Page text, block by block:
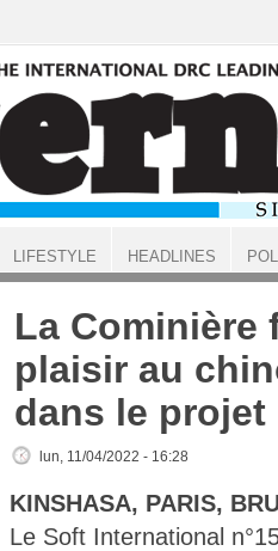
La Cominière
plaisir au
dans le
lun, 11/04/2022 - 16:28
KINSHASA, PARIS,
Le Soft International
LIFESTYLE HEADLINES